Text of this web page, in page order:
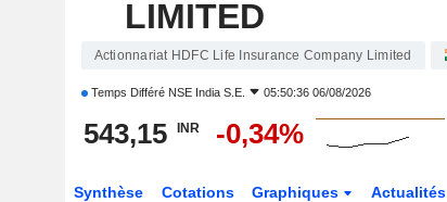
LIMITED
Actionnariat HDFC Life Insurance Company Limited
Temps Différé NSE India S.E. 05:50:36 06/08/2026
543,15 INR -0,34%
Synthèse Cotations Graphiques Actualités